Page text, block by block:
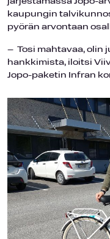
kaupungin
pyörän arvontaan
– Tosi mahtavaa, olin
hankkimista, iloitsi
Jopo-paketin Infran